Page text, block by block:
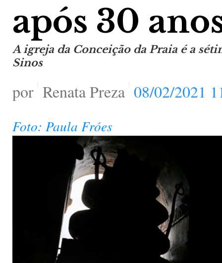
após 30
A igreja da Conceição da Praia é a
Sinos
por Renata Preza 08/02/2021
Foto: Paula Fróes